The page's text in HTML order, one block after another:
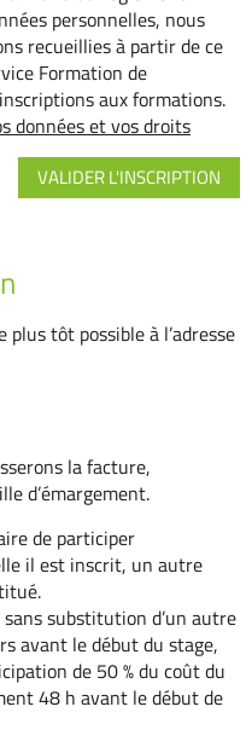
personnelles, nous
recueillies à partir de ce
Formation de
aux formations.
données et vos droits
tôt possible à l’adresse
la facture,
d’émargement.
de participer
il est inscrit, un autre
sans substitution d’un autre
avant le début du stage,
de 50 % du coût du
48 h avant le début de